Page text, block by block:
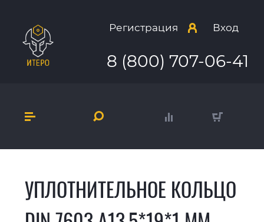
Регистрация Вход
8 (800) 707-06-41
УПЛОТНИТЕЛЬНОЕ КОЛЬЦО